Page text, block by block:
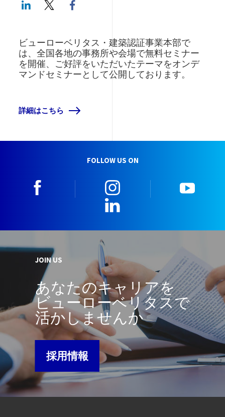
LinkedInTwitter
ビューローベリタス・建築認証事業本部で
は、全国各地の事務所や会場で無料セミナー
を開催、ご好評をいただいたテーマをオンデ
マンドセミナーとして公開しております。
詳細はこちら
FOLLOW US ON
JOIN US
あなたのキャリアを
ビューローベリタスで
活かしませんか
採用情報